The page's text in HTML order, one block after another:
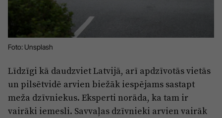
Salaspils
Saulkrasti
Sigulda
Jūrmala
Kontakti
Reklāma
Par laikrakstu
Foto: Unsplash
Līdzīgi kā daudzviet Latvijā, arī apdzīvotās vietās
un pilsētvidē arvien biežāk iespējams sastapt
meža dzīvniekus. Eksperti norāda, ka tam ir
vairāki iemesli. Savvaļas dzīvnieki arvien vairāk